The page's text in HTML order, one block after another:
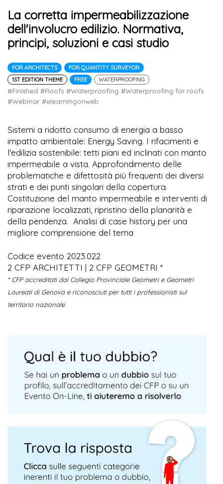
La corretta impermeabilizzazione
dell'involucro edilizio. Normativa,
principi, soluzioni e casi studio
FOR ARCHITECTS
FOR QUANTITY SURVEYOR
1ST EDITION THEME
FREE WATERPROOFING
#Finished #Roofs #Waterproofing #Waterproofing for roofs
#Webinar #elearningonweb
Sistemi a ridotto consumo di energia a basso
impatto ambientale: Energy Saving. I rifacimenti e
l'edilizia sostenibile: tetti piani ed inclinati con manto
impermeabile a vista. Approfondimento delle
problematiche e difettosità più frequenti dei diversi
strati e dei punti singolari della copertura.
Costituzione del manto impermeabile e interventi di
riparazione localizzati, ripristino della planarità e
della pendenza. Analisi di case history per una
migliore comprensione del tema
Codice evento 2023.022
2 CFP ARCHITETTI | 2 CFP GEOMETRI *
* CFP accreditati dal Collegio Provinciale Geometri e Geometri
Laureati di Genova e riconosciuti per tutti i professionisti sul
territorio nazionale